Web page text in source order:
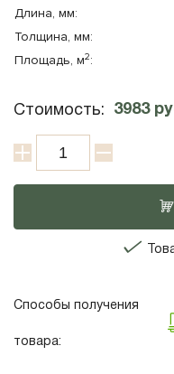
Длина, мм:
Толщина, мм:
Площадь, м2:
Стоимость: 3983
Способы получения
товара: